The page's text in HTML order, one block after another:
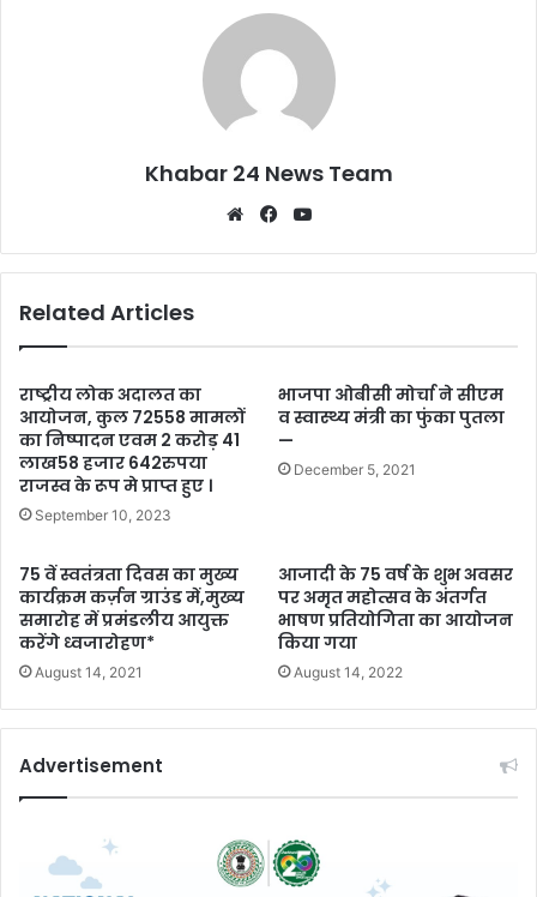
Khabar 24 News Team
WebsiteFacebook
Related Articles
राष्ट्रीय लोक अदालत का
आयोजन, कुल 72558 मामलों
का निष्पादन एवम 2 करोड़ 41
लाख58 हजार 642रुपया
राजस्व के रूप मे प्राप्त हुए ।
September 10, 2023
भाजपा ओबीसी मोर्चा ने सीएम
व स्वास्थ्य मंत्री का फुंका पुतला
—
December 5, 2021
75 वें स्वतंत्रता दिवस का मुख्य
कार्यक्रम कर्ज़न ग्राउंड में,मुख्य
समारोह में प्रमंडलीय आयुक्त
करेंगे ध्वजारोहण*
August 14, 2021
आजादी के 75 वर्ष के शुभ अवसर
पर अमृत महोत्सव के अंतर्गत
भाषण प्रतियोगिता का आयोजन
किया गया
August 14, 2022
Advertisement